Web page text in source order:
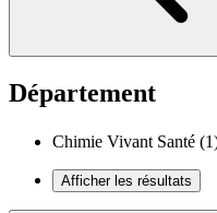
Département
Chimie Vivant Santé
Afficher les résultats